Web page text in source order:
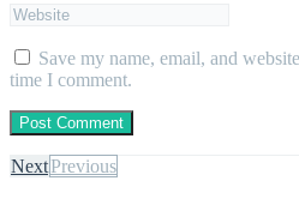
Save my name, email, and
time I comment.
NextPrevious